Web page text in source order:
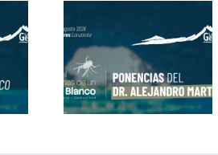
Dr.
Construimos el Grillo
Blanco con fEOFL!P